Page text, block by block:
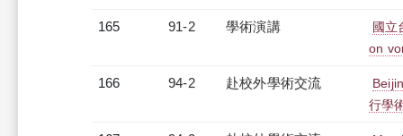
165 91-2 學術演講
國立
on
166 94-2 赴校外學術交流
行學